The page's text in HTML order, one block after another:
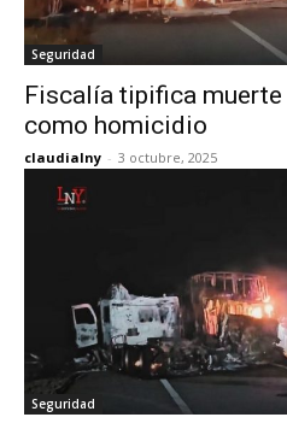
Seguridad
Fiscalía tipifica muerte
como homicidio
claudialny - 3 octubre, 2025
Seguridad